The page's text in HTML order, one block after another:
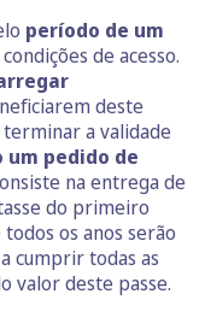
período de um
de acesso.
deste
a validade
pedido de
na entrega de
do primeiro
os anos serão
cumprir todas as
valor deste passe.